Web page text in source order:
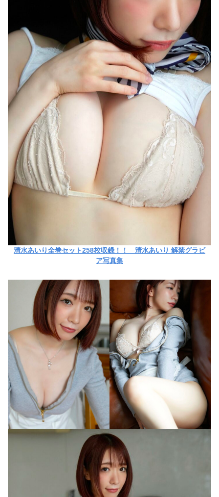
清水あいり全巻セット258枚収録！！ 清水あいり 解禁グラビ
ア写真集